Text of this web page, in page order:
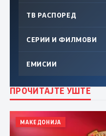
ТВ РАСПОРЕД
СЕРИИ И ФИЛМОВИ
ЕМИСИИ
ПРОЧИТАЈТЕ УШТЕ
МАКЕДОНИЈА